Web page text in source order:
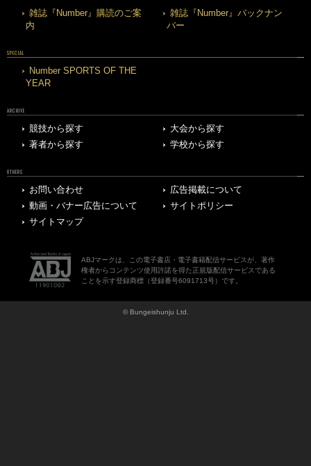
雑誌『Number』購読のご案
内
雑誌『Number』バックナン
バー
SPECIAL
Number SPORTS OF THE
YEAR
ARCHIVE
競技から探す
大会から探す
著者から探す
学校から探す
OTHERS
お問い合わせ
広告掲載について
動画・バナー広告について
サイトポリシー
サイトマップ
ABJマークは、この電子書店・電子書籍配信サービスが、著作
権者からコンテンツ使用許諾を得た正規版配信サービスである
ことを示す登録商標（登録番号6091713号）です。
© Bungeishunju Ltd.